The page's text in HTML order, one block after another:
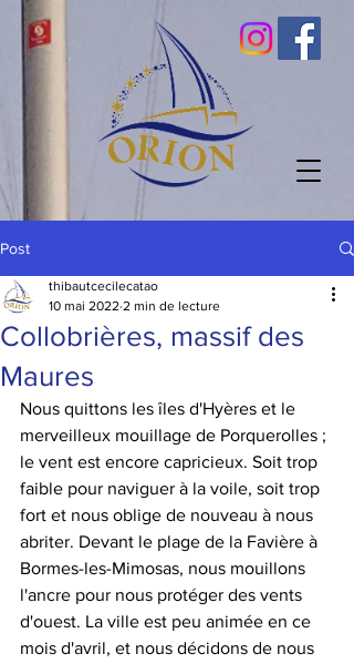
Post
Collobrières, massif des
Maures
thibautcecilecatao
10 mai 2022 2 min de lecture
Nous quittons les îles d'Hyères et le
merveilleux mouillage de Porquerolles ;
le vent est encore capricieux. Soit trop
faible pour naviguer à la voile, soit trop
fort et nous oblige de nouveau à nous
abriter. Devant le plage de la Favière à
Bormes-les-Mimosas, nous mouillons
l'ancre pour nous protéger des vents
d'ouest. La ville est peu animée en ce
mois d'avril, et nous décidons de nous